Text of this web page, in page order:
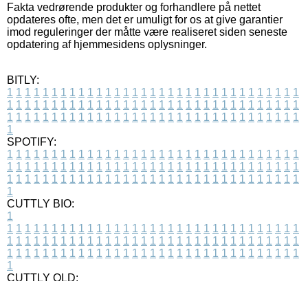
Fakta vedrørende produkter og forhandlere på nettet
opdateres ofte, men det er umuligt for os at give garantier
imod reguleringer der måtte være realiseret siden seneste
opdatering af hjemmesidens oplysninger.
BITLY:
1 1 1 1 1 1 1 1 1 1 1 1 1 1 1 1 1 1 1 1 1 1 1 1 1 1 1 1 1 1 1 1 1
1 1 1 1 1 1 1 1 1 1 1 1 1 1 1 1 1 1 1 1 1 1 1 1 1 1 1 1 1 1 1 1 1
1 1 1 1 1 1 1 1 1 1 1 1 1 1 1 1 1 1 1 1 1 1 1 1 1 1 1 1 1 1 1 1 1
1
SPOTIFY:
1 1 1 1 1 1 1 1 1 1 1 1 1 1 1 1 1 1 1 1 1 1 1 1 1 1 1 1 1 1 1 1 1
1 1 1 1 1 1 1 1 1 1 1 1 1 1 1 1 1 1 1 1 1 1 1 1 1 1 1 1 1 1 1 1 1
1 1 1 1 1 1 1 1 1 1 1 1 1 1 1 1 1 1 1 1 1 1 1 1 1 1 1 1 1 1 1 1 1
1
CUTTLY BIO:
1
1 1 1 1 1 1 1 1 1 1 1 1 1 1 1 1 1 1 1 1 1 1 1 1 1 1 1 1 1 1 1 1 1
1 1 1 1 1 1 1 1 1 1 1 1 1 1 1 1 1 1 1 1 1 1 1 1 1 1 1 1 1 1 1 1 1
1 1 1 1 1 1 1 1 1 1 1 1 1 1 1 1 1 1 1 1 1 1 1 1 1 1 1 1 1 1 1 1 1
1
CUTTLY OLD: